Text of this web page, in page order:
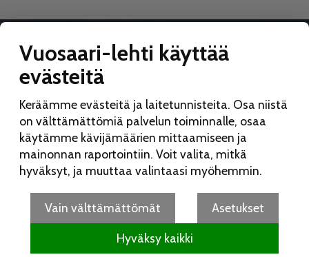
VUOSAARI-LEHTI
Toimitus:
Vuosaari-lehti
Merikorttikuja 6 E
00960 Helsinki
Puh:
050 462 9702
vuosaarilehti(at)vuosaarilehti.fi
Vuosaari-lehti käyttää
evästeitä
Keräämme evästeitä ja laitetunnisteita. Osa niistä
on välttämättömiä palvelun toiminnalle, osaa
käytämme kävijämäärien mittaamiseen ja
mainonnan raportointiin. Voit valita, mitkä
hyväksyt, ja muuttaa valintaasi myöhemmin.
Vain välttämättömät Asetukset
Hyväksy kaikki